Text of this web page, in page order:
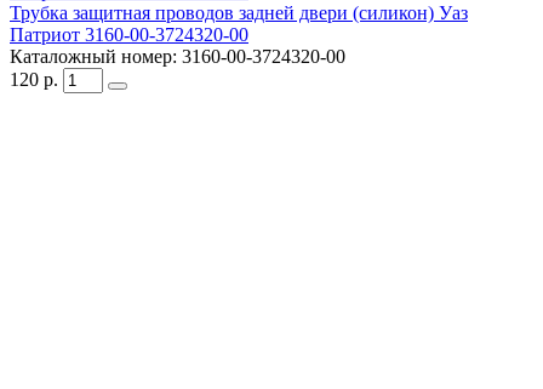
Трубка защитная проводов задней двери (силикон) Уаз
Патриот 3160-00-3724320-00
Каталожный номер: 3160-00-3724320-00
120 р.